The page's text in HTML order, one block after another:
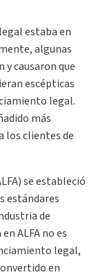
estaba en
algunas
y causaron que
escépticas
legal.
más
los clientes de
) se estableció
estándares
de
enALFAno es
legal,
en